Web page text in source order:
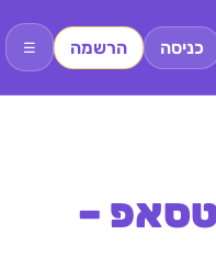
כניסה הרשמה ☰
–